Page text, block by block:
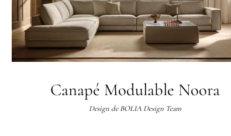
Canapé Modulable Noora
Design deBOLIA Design Team